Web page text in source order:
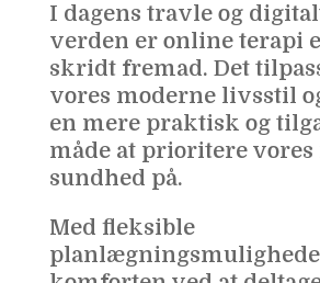
I dagens travle og
verden er online terapi
skridt fremad. Det
vores moderne livsstil
en mere praktisk og
måde at prioritere vores
sundhed på.
Med fleksible